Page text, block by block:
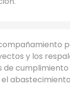
y los
cumplimiento